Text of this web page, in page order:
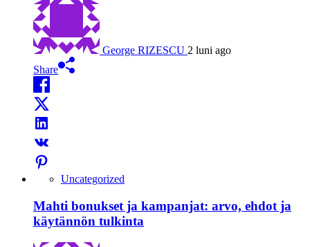
George RIZESCU 2 luni ago
Share
Uncategorized
Mahti bonukset ja kampanjat: arvo, ehdot ja
käytännön tulkinta